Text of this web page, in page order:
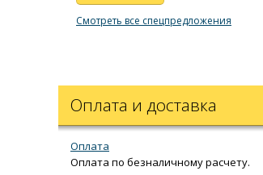
Смотреть все спецпредложения
Оплата и доставка
Оплата
Оплата по безналичному расчету.